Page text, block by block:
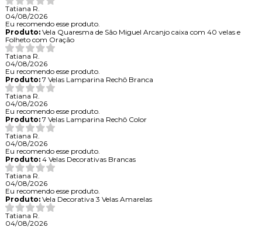
Tatiana R.
04/08/2026
Eu recomendo esse produto.
Produto:Vela Quaresma de São Miguel Arcanjo caixa com 40 velas e
Folheto com Oração
Tatiana R.
04/08/2026
Eu recomendo esse produto.
Produto:7 Velas Lamparina Rechô Branca
Tatiana R.
04/08/2026
Eu recomendo esse produto.
Produto:7 Velas Lamparina Rechô Color
Tatiana R.
04/08/2026
Eu recomendo esse produto.
Produto:4 Velas Decorativas Brancas
Tatiana R.
04/08/2026
Eu recomendo esse produto.
Produto:Vela Decorativa 3 Velas Amarelas
Tatiana R.
04/08/2026